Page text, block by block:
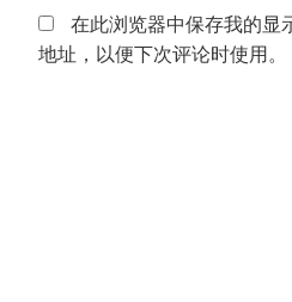
在此浏览器中保存我的显
地址，以便下次评论时使用。